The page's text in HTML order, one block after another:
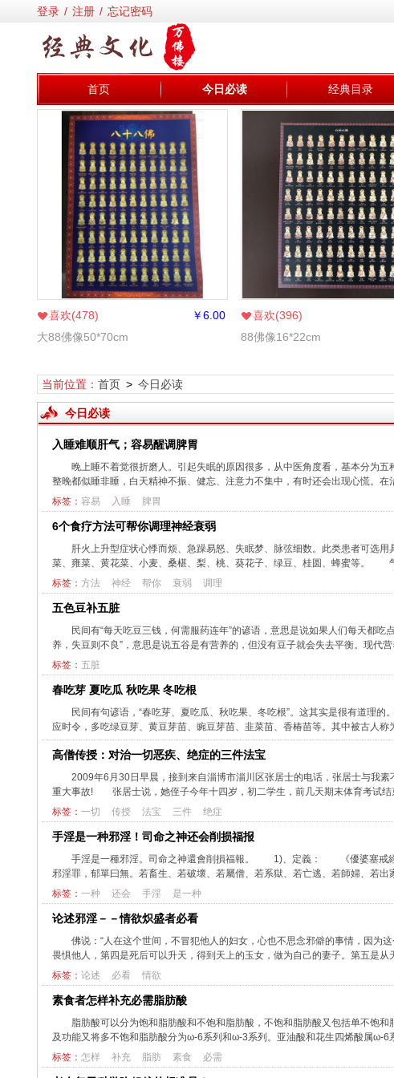
登录 / 注册 / 忘记密码
首页 今日必读 经典目录
￥6.00
喜欢(478)
大88佛像50*70cm
喜欢(396)
88佛像16*22cm
当前位置： 首页> 今日必读
今日必读
入睡难顺肝气；容易醒调脾胃
晚上睡不着觉很折磨人。引起失眠的原因很多，从中医角度看，基本
整晚都似睡非睡，白天精神不振、健忘、注意力不集中，有时还会出现心慌。在
标签： 容易 入睡 脾胃
6个食疗方法可帮你调理神经衰弱
肝火上升型症状心悸而烦、急躁易怒、失眠梦、脉弦细数。此类患者可选
菜、雍菜、黄花菜、小麦、桑椹、梨、桃、葵花子、绿豆、桂圆、蜂蜜等。
标签： 方法 神经 帮你 衰弱 调理
五色豆补五脏
民间有“每天吃豆三钱，何需服药连年”的谚语，意思是说如果人们每天都
养，失豆则不良”，意思是说五谷是有营养的，但没有豆子就会失去平衡。现代
标签： 五脏
春吃芽 夏吃瓜 秋吃果 冬吃根
民间有句谚语，“春吃芽、夏吃瓜、秋吃果、冬吃根”。这其实是很有道
应时令，多吃绿豆芽、黄豆芽苗、豌豆芽苗、韭菜苗、香椿苗等。其中被古人称
高僧传授：对治一切恶疾、绝症的三件法宝
2009年6月30日早晨，接到来自淄博市淄川区张居士的电话，张居士与我
重大事故! 张居士说，她侄子今年十四岁，初二学生，前几天期末体育考试结
标签： 一切 传授 法宝 三件 绝症
手淫是一种邪淫！司命之神还会削损福报
手淫是一種邪淫。司命之神還會削損福報。 1)、定義： 《優婆塞戒經
邪淫罪，郁單曰無。若畜生、若破壞、若屬僧、若系獄、若亡逃、若師婦、若出
标签： 一种 还会 手淫 是一种
论述邪淫－－情欲炽盛者必看
佛说：“人在这个世间，不冒犯他人的妇女，心也不思念邪僻的事情，因为
畏惧他人，第四是死后可以升天，得到天上的玉女，做为自己的妻子。第五是
标签： 论述 必看 情欲
素食者怎样补充必需脂肪酸
脂肪酸可以分为饱和脂肪酸和不饱和脂肪酸，不饱和脂肪酸又包括单不饱
及功能又将多不饱和脂肪酸分为ω-6系列和ω-3系列。亚油酸和花生四烯酸属ω-
标签： 怎样 补充 脂肪 素食 必需